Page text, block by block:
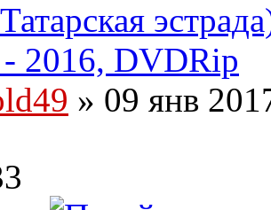
- 2016, DVDRip
» 09 янв